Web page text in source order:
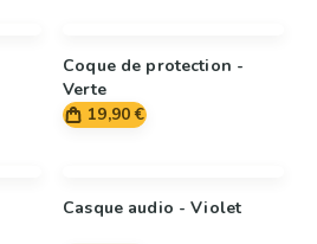
Coque de protection -
Verte
19,90 €
Casque audio - Violet